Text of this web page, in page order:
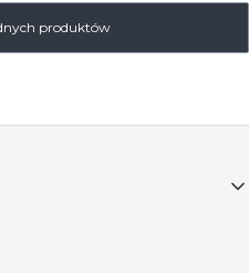
produktów